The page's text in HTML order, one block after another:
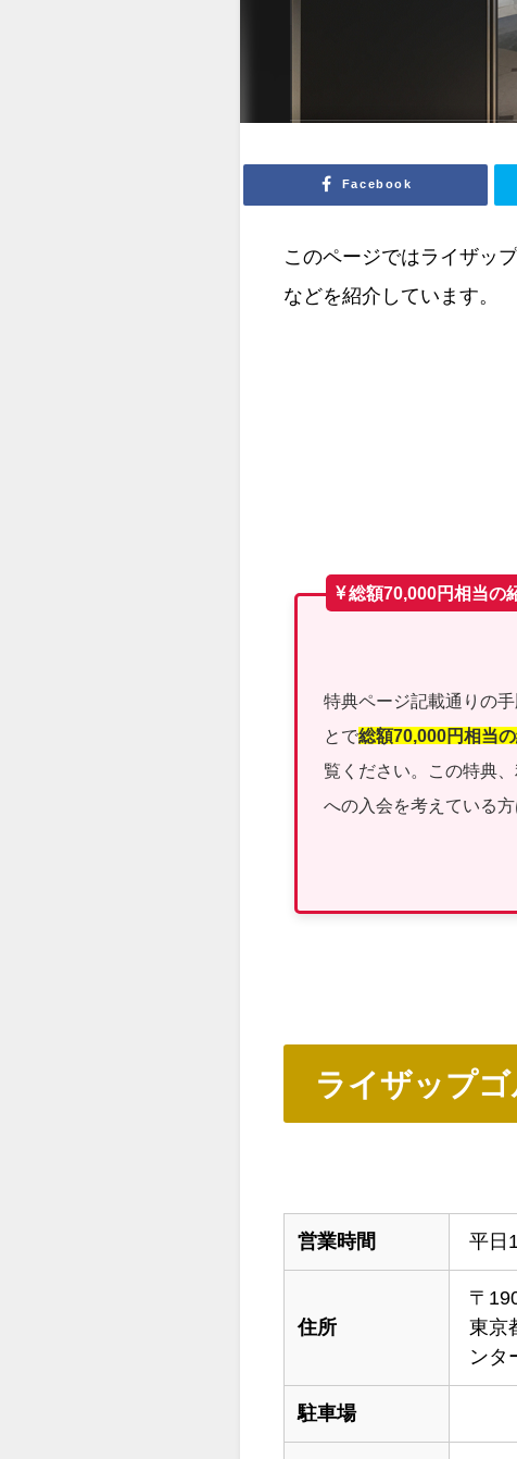
Facebook
このページではライザッ
などを紹介しています。
総額70,000円相当の
特典ページ記載通りの
とで総額70,000円相当
覧ください。この特典
への入会を考えている方
ライザップ
営業時間 平日
住所
〒
東京
ンタ
駐車場